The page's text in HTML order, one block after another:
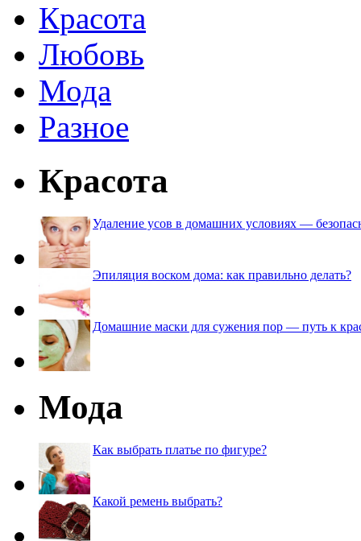
Красота
Любовь
Мода
Разное
Красота
Удаление усов в домашних условиях —
Эпиляция воском дома: как правильно делать?
Домашние маски для сужения пор — путь к
Мода
Как выбрать платье по фигуре?
Какой ремень выбрать?